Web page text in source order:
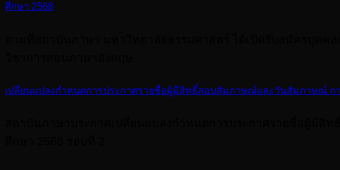
ศึกษา 2568
เปลี่ยนแปลงกำหนดการประกาศรายชื่อผู้มีสิทธิ์สอบสัมภาษณ์และวันสัมภาษณ์ ก